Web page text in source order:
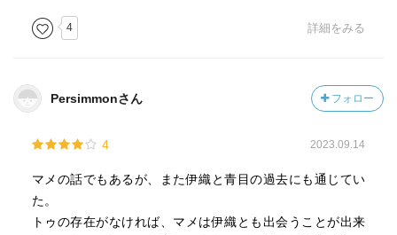
(302ページ)という問いかけが、とても重く、かなしみに満
ちているのでした…
4 詳細をみる
Persimmonさん フォロー
4 2023.09.14
マメの話でもあるが、また伊織と青目の過去にも通じてい
た。
トゥの存在がなければ、マメは伊織とも出会うことが出来